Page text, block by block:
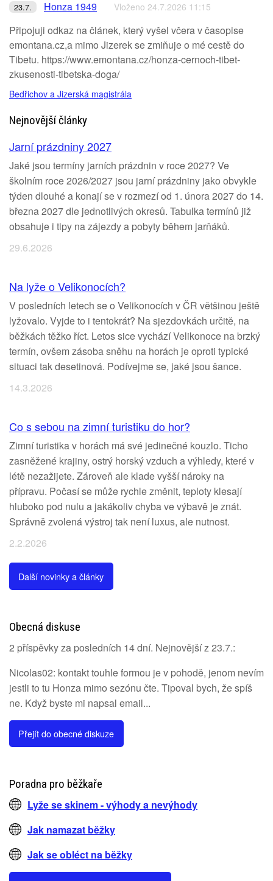
23.7. Honza 1949 Vloženo 24.7.2026 11:15
Připojuji odkaz na článek, který vyšel včera v časopise
emontana.cz,a mimo Jizerek se zmiňuje o mé cestě do
Tibetu. https://www.emontana.cz/honza-cernoch-tibet-
zkusenosti-tibetska-doga/
Bedřichov a Jizerská magistrála
Nejnovější články
Jarní prázdniny 2027
Jaké jsou termíny jarních prázdnin v roce 2027? Ve
školním roce 2026/2027 jsou jarní prázdniny jako obvykle
týden dlouhé a konají se v rozmezí od 1. února 2027 do 14.
března 2027 dle jednotlivých okresů. Tabulka termínů již
obsahuje i tipy na zájezdy a pobyty během jarňáků.
29.6.2026
Na lyže o Velikonocích?
V posledních letech se o Velikonocích v ČR většinou ještě
lyžovalo. Vyjde to i tentokrát? Na sjezdovkách určitě, na
běžkách těžko říct. Letos sice vychází Velikonoce na brzký
termín, ovšem zásoba sněhu na horách je oproti typické
situaci tak desetinová. Podívejme se, jaké jsou šance.
14.3.2026
Co s sebou na zimní turistiku do hor?
Zimní turistika v horách má své jedinečné kouzlo. Ticho
zasněžené krajiny, ostrý horský vzduch a výhledy, které v
létě nezažijete. Zároveň ale klade vyšší nároky na
přípravu. Počasí se může rychle změnit, teploty klesají
hluboko pod nulu a jakákoliv chyba ve výbavě je znát.
Správně zvolená výstroj tak není luxus, ale nutnost.
2.2.2026
Další novinky a články
Obecná diskuse
2 příspěvky za posledních 14 dní. Nejnovější z 23.7.:
Nicolas02: kontakt touhle formou je v pohodě, jenom nevím
jestli to tu Honza mimo sezónu čte. Tipoval bych, že spíš
ne. Když byste mi napsal email...
Přejít do obecné diskuze
Poradna pro běžkaře
Lyže se skinem - výhody a nevýhody
Jak namazat běžky
Jak se obléct na běžky